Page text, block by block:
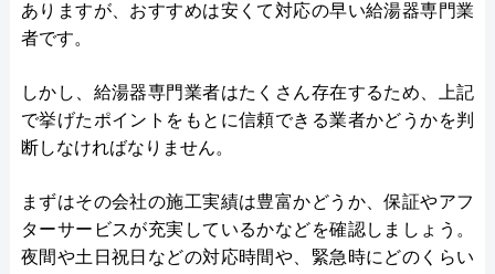
ありますが、おすすめは安くて対応の早い給湯器専門業
者です。
しかし、給湯器専門業者はたくさん存在するため、上記
で挙げたポイントをもとに信頼できる業者かどうかを判
断しなければなりません。
まずはその会社の施工実績は豊富かどうか、保証やアフ
ターサービスが充実しているかなどを確認しましょう。
夜間や土日祝日などの対応時間や、緊急時にどのくらい